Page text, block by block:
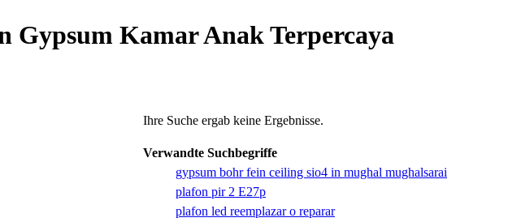
Gypsum Kamar Anak Terpercaya
Ihre Suche ergab keine Ergebnisse.
Verwandte Suchbegriffe
gypsum bohr fein ceiling sio4 in mughal mughalsarai
plafon pir 2 E27p
plafon led reemplazar o reparar